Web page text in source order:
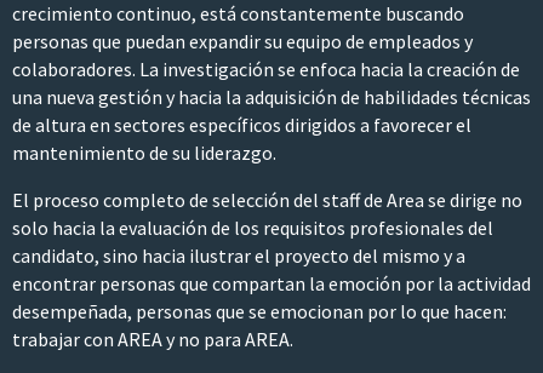
crecimiento continuo, está constantemente buscando
personas que puedan expandir su equipo de empleados y
colaboradores. La investigación se enfoca hacia la creación de
una nueva gestión y hacia la adquisición de habilidades técnicas
de altura en sectores específicos dirigidos a favorecer el
mantenimiento de su liderazgo.
El proceso completo de selección del staff de Area se dirige no
solo hacia la evaluación de los requisitos profesionales del
candidato, sino hacia ilustrar el proyecto del mismo y a
encontrar personas que compartan la emoción por la actividad
desempeñada, personas que se emocionan por lo que hacen:
trabajar con AREA y no para AREA.